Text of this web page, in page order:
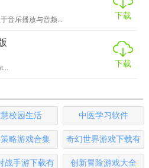
质表现、丰富的功能以及智能化
用户的首选应用。无论是日常听
满足用户的需求。其智能连接、
能，都为用户提供了更加便捷和
安卓版是一款值得推荐的音频
音乐播放与音频...
下载
版 mot...
下载
校园生活 中医学习软件
略游戏合集
奇幻世界游戏下载有
哪些
战手游下载有
创新冒险游戏大全